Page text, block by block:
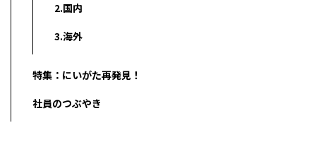
2.国内
3.海外
特集：にいがた再発見！
社員のつぶやき